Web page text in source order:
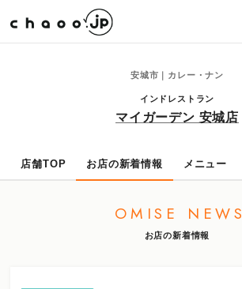
安城市｜カレー・ナン
インドレストラン
マイガーデン 安城店
店舗TOP お店の新着情報 メニュー
OMISE NEWS
お店の新着情報